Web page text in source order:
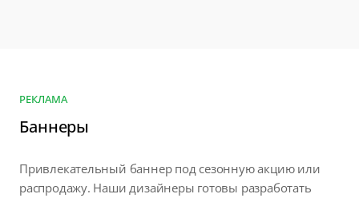
РЕКЛАМА
Баннеры
Привлекательный баннер под сезонную акцию или
распродажу. Наши дизайнеры готовы разработать